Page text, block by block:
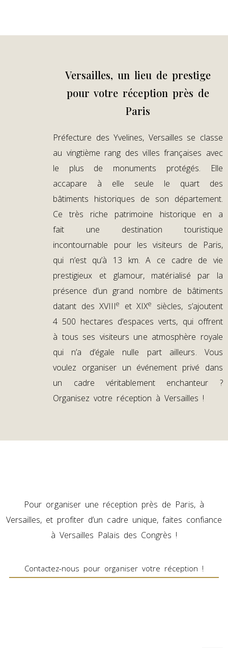
Versailles, un lieu de prestige
pour votre réception près de
Paris
Préfecture des Yvelines, Versailles se classe
au vingtième rang des villes françaises avec
le plus de monuments protégés. Elle
accapare à elle seule le quart des
bâtiments historiques de son département.
Ce très riche patrimoine historique en a
fait une destination touristique
incontournable pour les visiteurs de Paris,
qui n’est qu’à 13 km. A ce cadre de vie
prestigieux et glamour, matérialisé par la
présence d’un grand nombre de bâtiments
datant des XVIIIe et XIXe
siècles, s’ajoutent
4 500 hectares d’espaces verts, qui offrent
à tous ses visiteurs une atmosphère royale
qui n’a d’égale nulle part ailleurs. Vous
voulez organiser un événement privé dans
un cadre véritablement enchanteur ?
Organisez votre réception à Versailles !
Pour organiser une réception près de Paris, à
Versailles, et profiter d’un cadre unique, faites confiance
à Versailles Palais des Congrès !
Contactez-nous pour organiser votre réception !